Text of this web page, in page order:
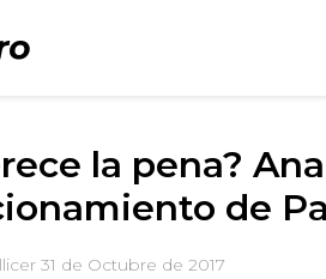
la pena?
de
31 de Octubre de 2017